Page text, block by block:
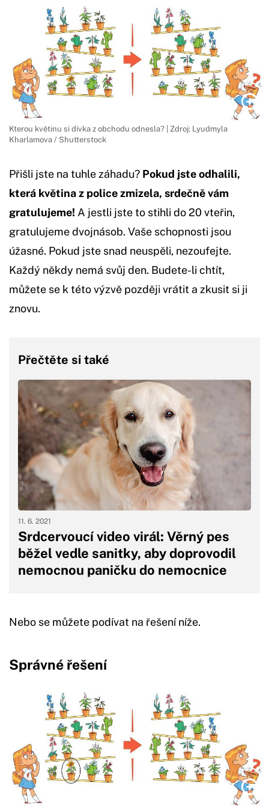
Kterou květinu si dívka z obchodu odnesla? | Zdroj: Lyudmyla
Kharlamova / Shutterstock
Přišli jste na tuhle záhadu? Pokud jste odhalili,
která květina z police zmizela, srdečně vám
gratulujeme! A jestli jste to stihli do 20 vteřin,
gratulujeme dvojnásob. Vaše schopnosti jsou
úžasné. Pokud jste snad neuspěli, nezoufejte.
Každý někdy nemá svůj den. Budete-li chtít,
můžete se k této výzvě později vrátit a zkusit si ji
znovu.
Přečtěte si také
Srdcervoucí video virál: Věrný pes
běžel vedle sanitky, aby doprovodil
nemocnou paničku do nemocnice
11. 6. 2021
Nebo se můžete podívat na řešení níže.
Správné řešení